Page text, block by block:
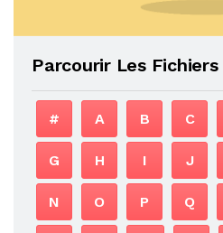
Parcourir Les Fichiers
# A B C
G H I J
N O P Q